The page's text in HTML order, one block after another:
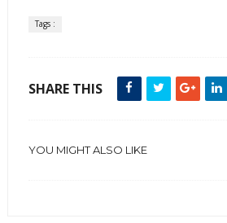
Tags :
SHARE THIS
YOU MIGHT ALSO LIKE